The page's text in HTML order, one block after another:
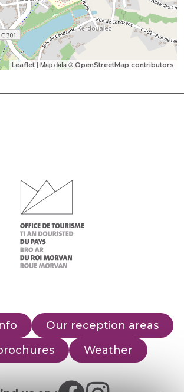
Leaflet | Map data © OpenStreetMap contributors
Our reception areas
Weather